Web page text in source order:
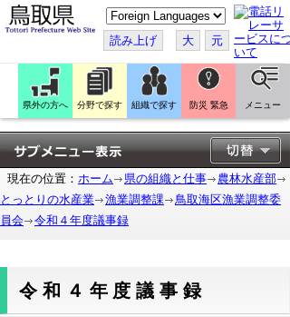
こ
の
ペ
ー
ジ
翻
訳
す
る
読み上げ 大 元
県外の方へ 分野で探す 組織で探す 防災 緊急 メニュー
現在の位置： ホーム 県の組織と仕事
農林水産部
とっとりの水産業
漁業調整課
鳥取海区漁業調整委
員会
令和４年度議事録
令和４年度議事録